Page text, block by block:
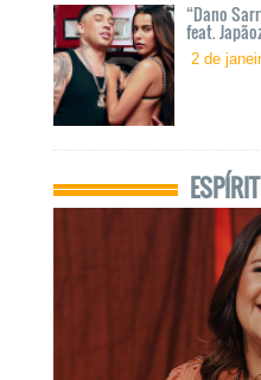
“Dano
feat.
2 de